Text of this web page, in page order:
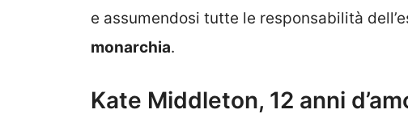
e assumendosi tutte le responsabilità
monarchia.
Kate Middleton, 12 anni